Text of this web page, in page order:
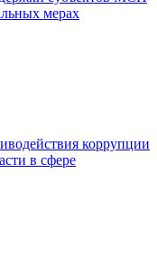
мерах
коррупции
в сфере